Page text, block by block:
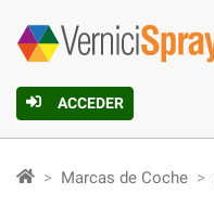
ACCEDER
Marcas de Coche